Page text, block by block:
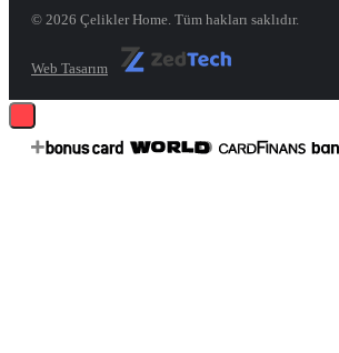
© 2026 Çelikler Home. Tüm hakları saklıdır.
Web Tasarım